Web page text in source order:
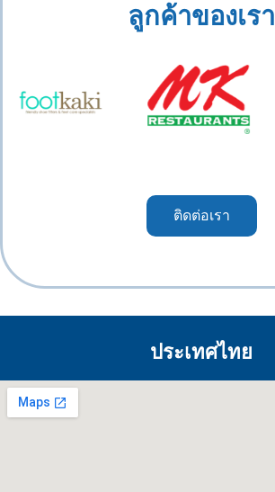
ลูกค้าของเรา
ติดต่อเรา
ประเทศไทย